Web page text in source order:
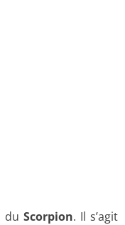
duScorpion. Il s’agit